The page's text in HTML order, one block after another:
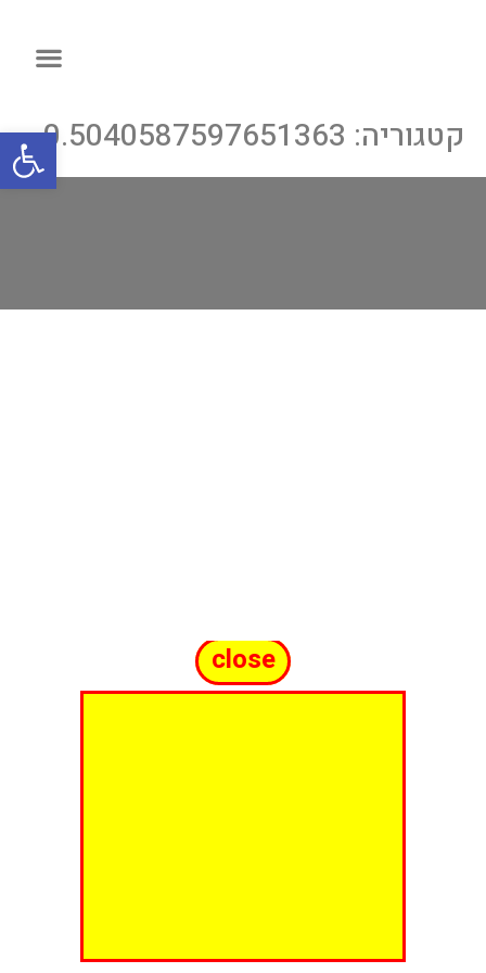
קטגוריה: 0.5040587597651363
close